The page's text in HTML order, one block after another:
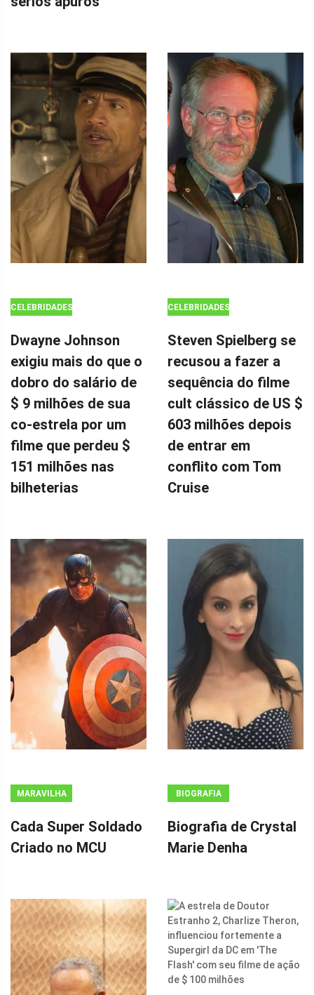
CELEBRIDADES
Dwayne Johnson
exigiu mais do que o
dobro do salário de
$ 9 milhões de sua
co-estrela por um
filme que perdeu $
151 milhões nas
bilheterias
CELEBRIDADES
Steven Spielberg se
recusou a fazer a
sequência do filme
cult clássico de US $
603 milhões depois
de entrar em
conflito com Tom
Cruise
MARAVILHA
Cada Super Soldado
Criado no MCU
BIOGRAFIA
Biografia de Crystal
Marie Denha